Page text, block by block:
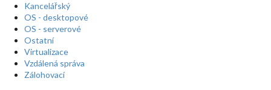
Kancelářský
OS - desktopové
OS - serverové
Ostatní
Virtualizace
Vzdálená správa
Zálohovací